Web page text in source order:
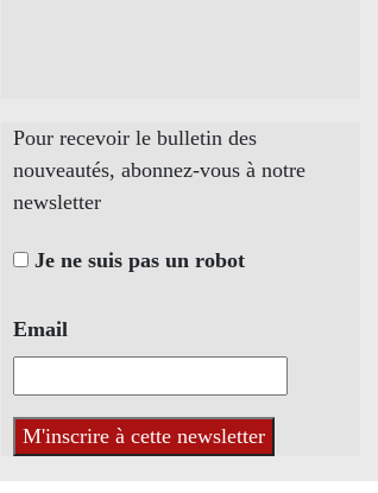
Pour recevoir le bulletin des
nouveautés, abonnez-vous à notre
newsletter
Je ne suis pas un robot
Email